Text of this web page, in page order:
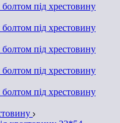
під хрестовину
під хрестовину
під хрестовину
під хрестовину
під хрестовину